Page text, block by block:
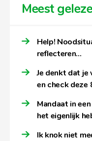
Meest
Help!
reflecteren…
Je denkt dat
en check deze
Mandaat in
het eigenlijk
Ik knok niet